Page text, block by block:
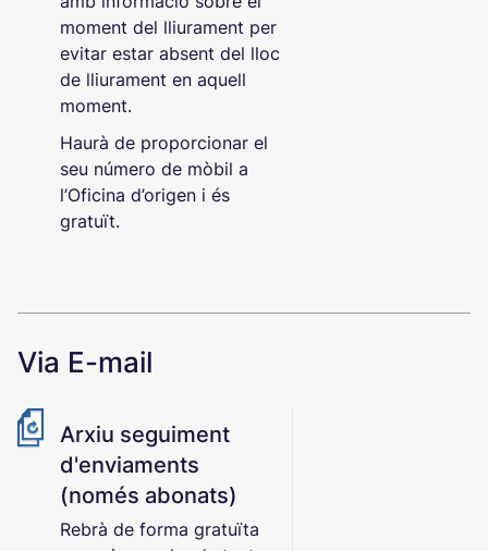
moment del lliurament per
evitar estar absent del lloc
de lliurament en aquell
moment.
Haurà de proporcionar el
seu número de mòbil a
l’Oficina d’origen i és
gratuït.
Via E-mail
Arxiu seguiment
d'enviaments
(només abonats)
Rebrà de forma gratuïta